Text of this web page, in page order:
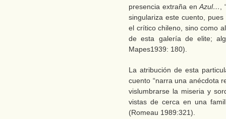
presencia extraña enAzul…
singulariza este cuento,
el crítico chileno, sino como
de esta galería de elite;
Mapes1939: 180).
La atribución de esta
cuento “narra una anécdota
vislumbrarse la miseria y
vistas de cerca en una
(Romeau 1989:321).